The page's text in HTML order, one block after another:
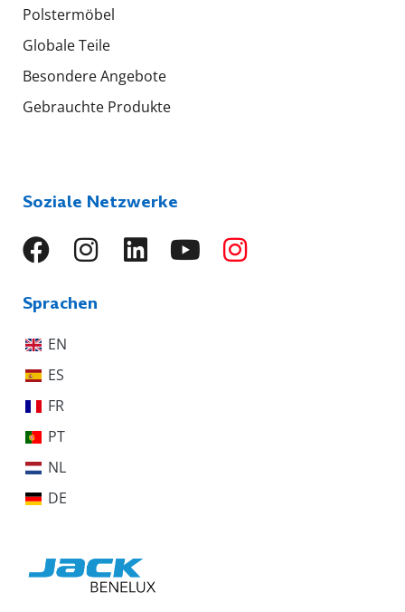
Polstermöbel
Globale Teile
Besondere Angebote
Gebrauchte Produkte
Soziale Netzwerke
Sprachen
EN
ES
FR
PT
NL
DE